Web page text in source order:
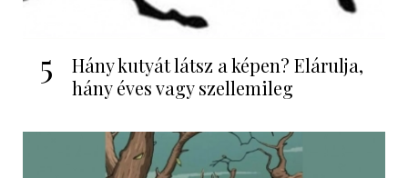
5
Hány kutyát látsz a képen? Elárulja,
hány éves vagy szellemileg